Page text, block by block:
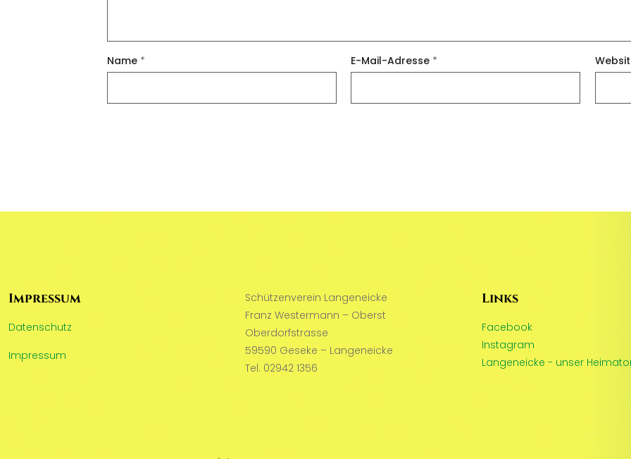
Name * E-Mail-Adresse *
Impressum
Datenschutz
Impressum
Schützenverein Langeneicke
Franz Westermann – Oberst
Oberdorfstrasse
59590 Geseke – Langeneicke
Tel. 02942 1356
Links
Facebook
Instagram
Langeneicke - unser